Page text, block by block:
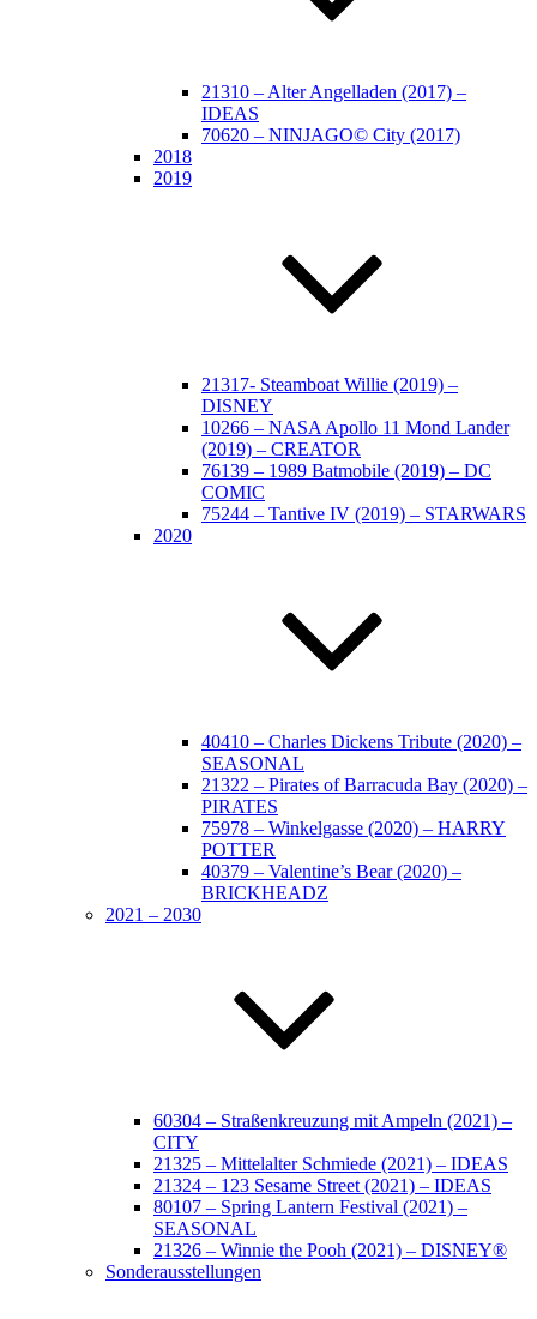
21310 – Alter Angelladen (2017) –
IDEAS
70620 – NINJAGO© City (2017)
2018
2019
21317- Steamboat Willie (2019) –
DISNEY
10266 – NASA Apollo 11 Mond Lander
(2019) – CREATOR
76139 – 1989 Batmobile (2019) – DC
COMIC
75244 – Tantive IV (2019) – STARWARS
2020
40410 – Charles Dickens Tribute (2020) –
SEASONAL
21322 – Pirates of Barracuda Bay (2020) –
PIRATES
75978 – Winkelgasse (2020) – HARRY
POTTER
40379 – Valentine’s Bear (2020) –
BRICKHEADZ
2021 – 2030
60304 – Straßenkreuzung mit Ampeln (2021) –
CITY
21325 – Mittelalter Schmiede (2021) – IDEAS
21324 – 123 Sesame Street (2021) – IDEAS
80107 – Spring Lantern Festival (2021) –
SEASONAL
21326 – Winnie the Pooh (2021) – DISNEY®
Sonderausstellungen